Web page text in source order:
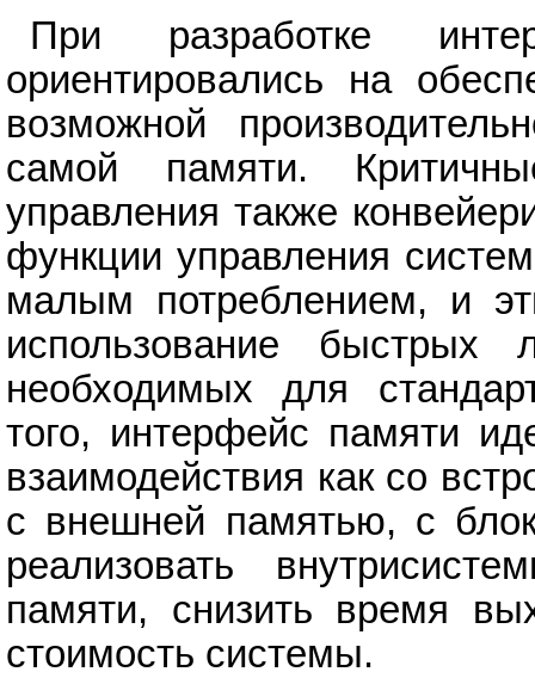
При разработке
ориентировались на
возможной
самой памяти.
управления также
функции управления
малым потреблением, и
использование быстрых
необходимых для
того, интерфейс памяти
взаимодействия как со
с внешней памятью, с
реализовать
памяти, снизить время
стоимость системы.